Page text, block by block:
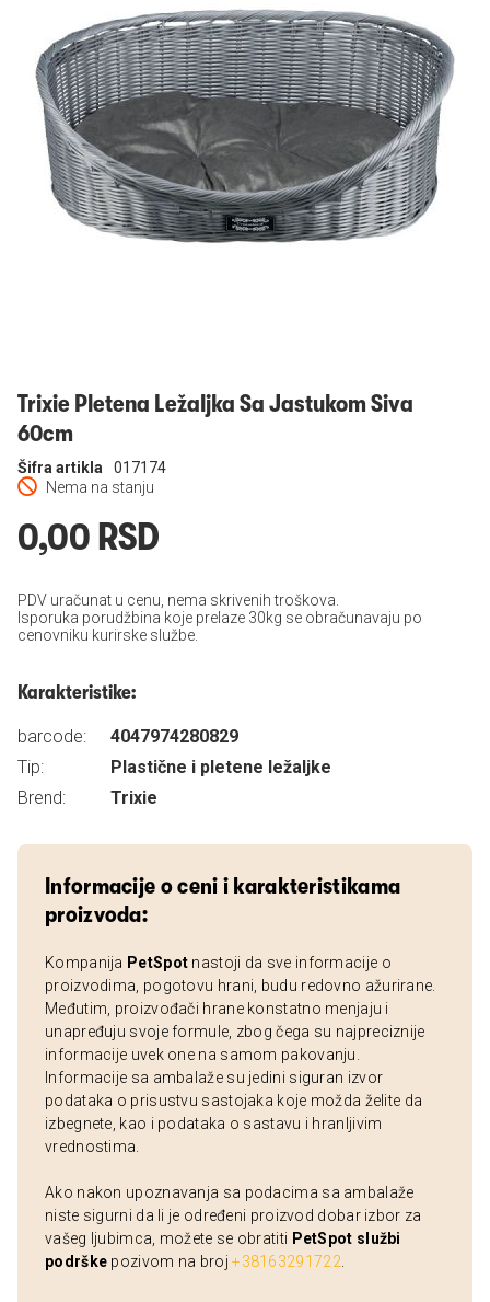
Prijavi se
Trixie Pletena Ležaljka Sa Jastukom Siva
60cm
Nema na stanju
Šifra artikla 017174
0,00 RSD
PDV uračunat u cenu, nema skrivenih troškova.
Isporuka porudžbina koje prelaze 30kg se obračunavaju po
cenovniku kurirske službe.
Karakteristike:
barcode:
4047974280829
Tip:
Plastične i pletene ležaljke
Brend:
Trixie
Informacije o ceni i karakteristikama
proizvoda:
Kompanija PetSpot nastoji da sve informacije o
proizvodima, pogotovu hrani, budu redovno ažurirane.
Međutim, proizvođači hrane konstatno menjaju i
unapređuju svoje formule, zbog čega su najpreciznije
informacije uvek one na samom pakovanju.
Informacije sa ambalaže su jedini siguran izvor
podataka o prisustvu sastojaka koje možda želite da
izbegnete, kao i podataka o sastavu i hranljivim
vrednostima.
Ako nakon upoznavanja sa podacima sa ambalaže
niste sigurni da li je određeni proizvod dobar izbor za
vašeg ljubimca, možete se obratiti PetSpot službi
podrške pozivom na broj+38163291722